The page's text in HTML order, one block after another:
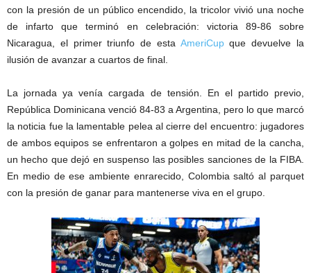
con la presión de un público encendido, la tricolor vivió una noche
de infarto que terminó en celebración: victoria 89-86 sobre
Nicaragua, el primer triunfo de esta AmeriCupque devuelve la
ilusión de avanzar a cuartos de final.
La jornada ya venía cargada de tensión. En el partido previo,
República Dominicana venció 84-83 a Argentina, pero lo que marcó
la noticia fue la lamentable pelea al cierre del encuentro: jugadores
de ambos equipos se enfrentaron a golpes en mitad de la cancha,
un hecho que dejó en suspenso las posibles sanciones de la FIBA.
En medio de ese ambiente enrarecido, Colombia saltó al parquet
con la presión de ganar para mantenerse viva en el grupo.